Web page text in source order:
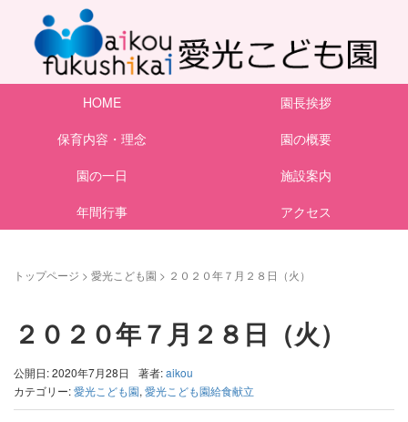
HOME
園長挨拶
保育内容・理念
園の概要
園の一日
施設案内
年間行事
アクセス
トップページ > 愛光こども園 > ２０２０年７月２８日（火）
２０２０年７月２８日（火）
公開日: 2020年7月28日 著者:aikou
カテゴリー:愛光こども園, 愛光こども園給食献立